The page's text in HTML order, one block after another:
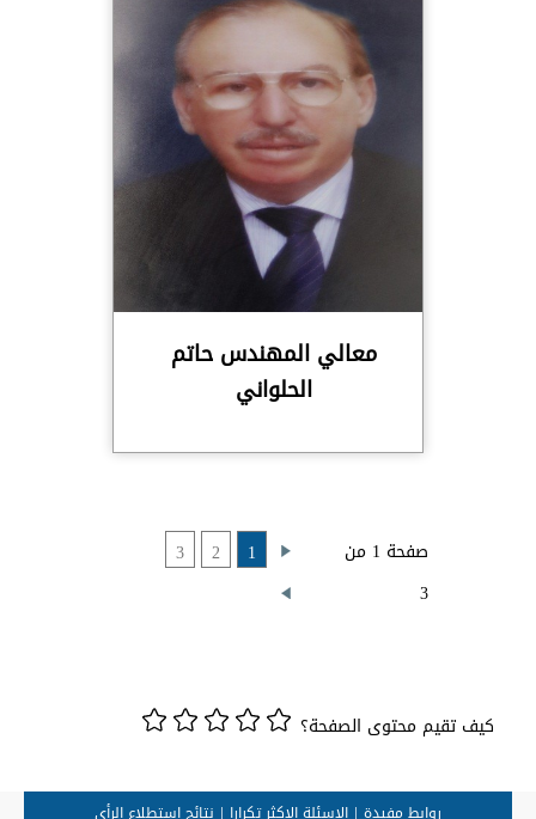
معالي المهندس حاتم
الحلواني
صفحة 1 من
3
1
2
3
كيف تقيم محتوى الصفحة؟
روابط مفيدة الاسئلة الاكثر تكرارا نتائج استطلاع الرأي